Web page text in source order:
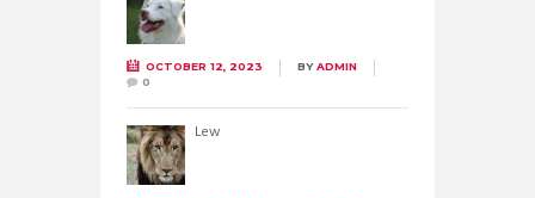
OCTOBER 12, 2023 BYADMIN
0
Lew